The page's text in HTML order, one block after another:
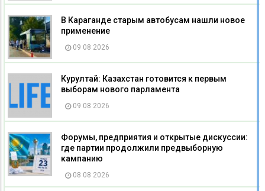
В Караганде старым автобусам нашли новое
применение
09 08 2026
Курултай: Казахстан готовится к первым
выборам нового парламента
09 08 2026
Форумы, предприятия и открытые дискуссии:
где партии продолжили предвыборную
кампанию
08 08 2026